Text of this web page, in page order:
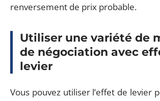
renversement de prix probable.
Utiliser une variété de
de négociation avec
levier
Vous pouvez utiliser l’effet de levier